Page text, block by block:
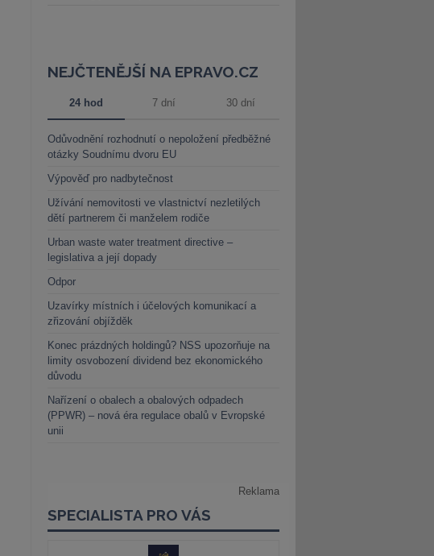
NEJČTENĚJŠÍ NA EPRAVO.CZ
24 hod 7 dní 30 dní
Odůvodnění rozhodnutí o nepoložení předběžné
otázky Soudnímu dvoru EU
Výpověď pro nadbytečnost
Užívání nemovitosti ve vlastnictví nezletilých
dětí partnerem či manželem rodiče
Urban waste water treatment directive –
legislativa a její dopady
Odpor
Uzavírky místních i účelových komunikací a
zřizování objížděk
Konec prázdných holdingů? NSS upozorňuje na
limity osvobození dividend bez ekonomického
důvodu
Nařízení o obalech a obalových odpadech
(PPWR) – nová éra regulace obalů v Evropské
unii